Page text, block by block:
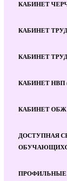
КАБИНЕТ
КАБИНЕТ
КАБИНЕТ
КАБИНЕТ НВП
КАБИНЕТ ОБЖ
ДОСТУПНАЯ
ПРОФИЛЬНЫЕ